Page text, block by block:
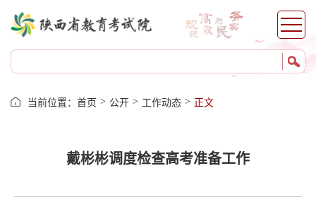
网上报名
证件打印
成绩查询
志愿填报
当前位置： 首页 > 公开 > 工作动态 > 正文
戴彬彬调度检查高考准备工作